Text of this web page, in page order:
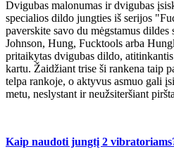
Dvigubas malonumas ir dvigubas
specialios dildo jungties iš serijos
paverskite savo du mėgstamus
Johnson, Hung, Fucktools arba
pritaikytas dvigubas dildo,
kartu. Žaidžiant trise ši rankena taip
telpa rankoje, o aktyvus asmuo gali
metu, neslystant ir neužsiteršiant
Kaip naudoti jungtį 2